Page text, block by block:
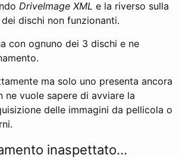
DriveImage XML e la riverso sulla
dischi non funzionanti.
con ognuno dei 3 dischi e ne
ma solo uno presenta ancora
ne vuole sapere di avviare la
delle immagini da pellicola o
inaspettato…